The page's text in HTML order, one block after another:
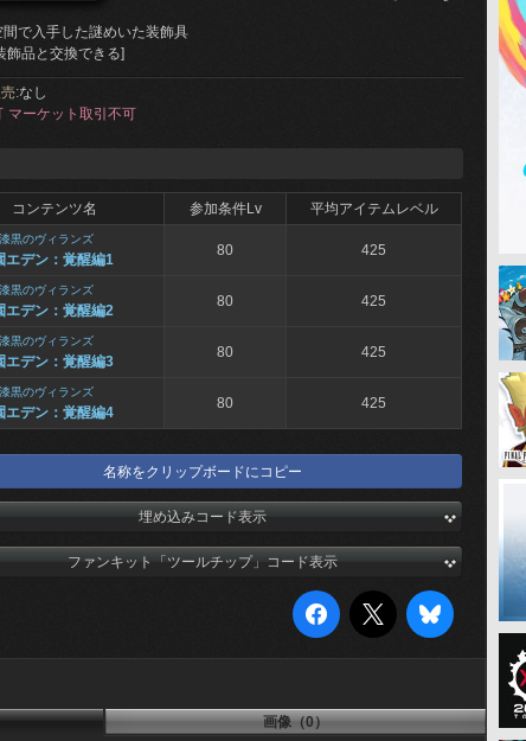
間で入手した謎めいた装飾具
飾品と交換できる]
:なし
マーケット取引不可
コンテンツ名 参加条件Lv 平均アイテムレベル
漆黒のヴィランズ
エデン：覚醒編1
80 425
漆黒のヴィランズ
エデン：覚醒編2
80 425
漆黒のヴィランズ
エデン：覚醒編3
80 425
漆黒のヴィランズ
エデン：覚醒編4
80 425
名称をクリップボードにコピー
埋め込みコード表示
ファンキット「ツールチップ」コード表示
画像（0）